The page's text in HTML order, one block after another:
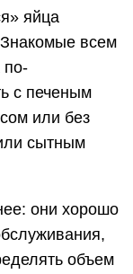
яйца
всем
по-
с печеным
или без
сытным
они хорошо
объем